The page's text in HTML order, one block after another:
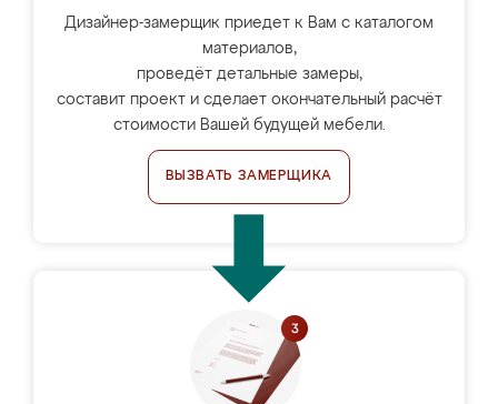
Дизайнер-замерщик приедет к Вам с каталогом
материалов,
проведёт детальные замеры,
составит проект и сделает окончательный расчёт
стоимости Вашей будущей мебели.
ВЫЗВАТЬ ЗАМЕРЩИКА